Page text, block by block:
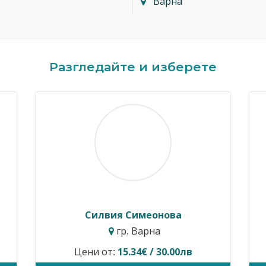
Разгледайте и изберете
Димитър Кавалджиев
гр. София
Цени от: 40.90€ / 80.00лв